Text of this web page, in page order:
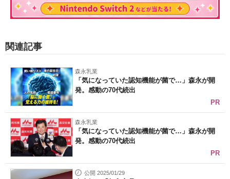
関連記事
森永乳業
「気になっていた認知機能が菌で…」森永が開
発。感動の70代続出
PR
森永乳業
「気になっていた認知機能が菌で…」森永が開
発。感動の70代続出
PR
公開 2025/01/29